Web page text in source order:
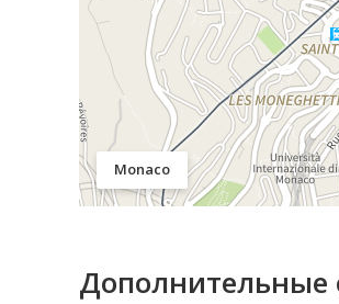
Monaco
Дополнительные